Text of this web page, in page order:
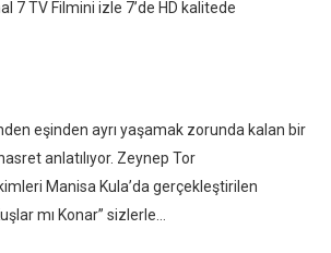
7 TV Filmini izle 7’de HD kalitede
eşinden ayrı yaşamak zorunda kalan bir
anlatılıyor. Zeynep Tor
Manisa Kula’da gerçekleştirilen
mı Konar” sizlerle…